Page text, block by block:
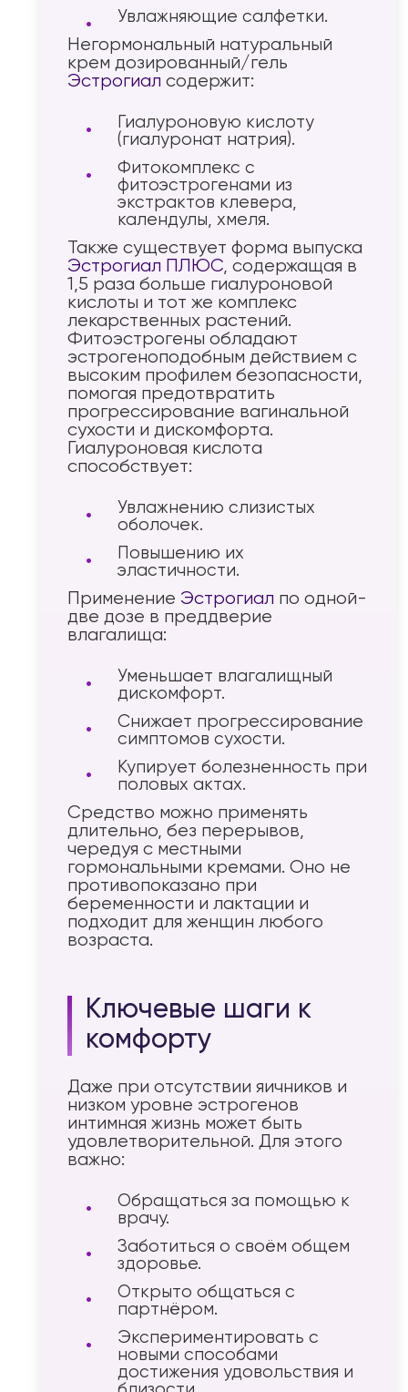
Увлажняющие салфетки.
Негормональный натуральный
крем дозированный/гель
Эстрогиал содержит:
Гиалуроновую кислоту
(гиалуронат натрия).
Фитокомплекс с
фитоэстрогенами из
экстрактов клевера,
календулы, хмеля.
Также существует форма выпуска
Эстрогиал ПЛЮС, содержащая в
1,5 раза больше гиалуроновой
кислоты и тот же комплекс
лекарственных растений.
Фитоэстрогены обладают
эстрогеноподобным действием с
высоким профилем безопасности,
помогая предотвратить
прогрессирование вагинальной
сухости и дискомфорта.
Гиалуроновая кислота
способствует:
Увлажнению слизистых
оболочек.
Повышению их
эластичности.
Применение Эстрогиал по одной-
две дозе в преддверие
влагалища:
Уменьшает влагалищный
дискомфорт.
Снижает прогрессирование
симптомов сухости.
Купирует болезненность при
половых актах.
Средство можно применять
длительно, без перерывов,
чередуя с местными
гормональными кремами. Оно не
противопоказано при
беременности и лактации и
подходит для женщин любого
возраста.
Ключевые шаги к
комфорту
Даже при отсутствии яичников и
низком уровне эстрогенов
интимная жизнь может быть
удовлетворительной. Для этого
важно:
Обращаться за помощью к
врачу.
Заботиться о своём общем
здоровье.
Открыто общаться с
партнёром.
Экспериментировать с
новыми способами
достижения удовольствия и
Получите
персональную
рекомендацию
Пройдите короткий тест
и мы подберем для вас
Получить рекомендацию